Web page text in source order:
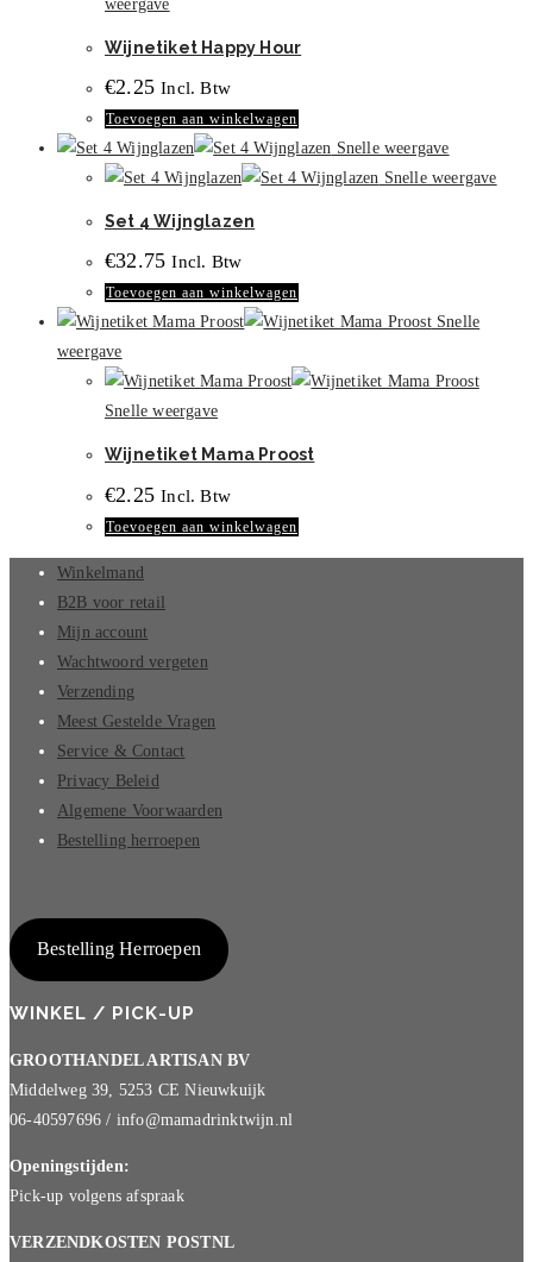
weergave
Wijnetiket Happy Hour
€2.25 Incl. Btw
Toevoegen aan winkelwagen
Snelle weergave
Snelle weergave
Set 4 Wijnglazen
€32.75 Incl. Btw
Toevoegen aan winkelwagen
Snelle
weergave
Snelle weergave
Wijnetiket Mama Proost
€2.25 Incl. Btw
Toevoegen aan winkelwagen
Winkelmand
B2B voor retail
Mijn account
Wachtwoord vergeten
Verzending
Meest Gestelde Vragen
Service & Contact
Privacy Beleid
Algemene Voorwaarden
Bestelling herroepen
Bestelling Herroepen
WINKEL / PICK-UP
GROOTHANDEL ARTISAN BV
Middelweg 39, 5253 CE Nieuwkuijk
06-40597696 / info@mamadrinktwijn.nl
Openingstijden:
Pick-up volgens afspraak
VERZENDKOSTEN POSTNL